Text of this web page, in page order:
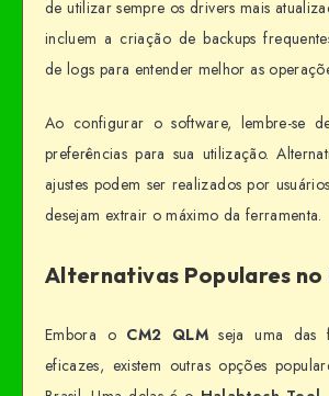
de utilizar sempre os drivers mais
incluem a criação de backups
de logs para entender melhor as
Ao configurar o software, lembre-se
preferências para sua utilização.
ajustes podem ser realizados por
desejam extrair o máximo da ferramenta.
Alternativas Populares no
Embora o CM2 QLMseja uma das
eficazes, existem outras opções